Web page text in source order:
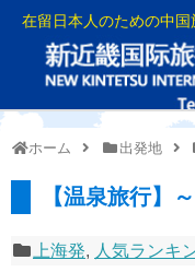
在留日本人のための中国
ホーム 出発地
【温泉旅行】
上海発, 人気ランキ